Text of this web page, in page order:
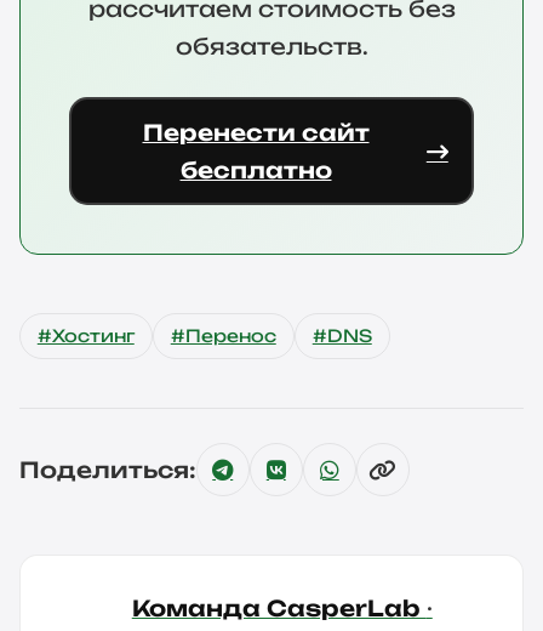
рассчитаем стоимость без
обязательств.
Перенести сайт
бесплатно
#Хостинг #Перенос #DNS
Поделиться:
Команда CasperLab ·